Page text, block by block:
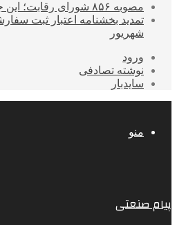
مصوبه ۸۵۶ شورای رقابت؛ این جاده یک‌طرفه است
شهریور
ورود
نوشته تصادفی
سایدبار
منو
پیام صنعتی